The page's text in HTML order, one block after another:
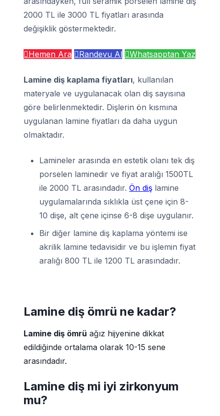
2000 TL ile 3000 TL fiyatları arasında
değişiklik göstermektedir.
Hemen Ara Randevu Al Whatsapptan Yaz
Lamine diş kaplama fiyatları, kullanılan
materyale ve uygulanacak olan diş sayısına
göre belirlenmektedir. Dişlerin ön kısmına
uygulanan lamine fiyatları da daha uygun
olmaktadır.
Lamineler arasında en estetik olanı tek diş
porselen laminedir ve fiyat aralığı 1500TL
ile 2000 TL arasındadır. Ön diş lamine
uygulamalarında sıklıkla üst çene için 8-
10 dişe, alt çene içinse 6-8 dişe uygulanır.
Bir diğer lamine diş kaplama yöntemi ise
akrilik lamine tedavisidir ve bu işlemin fiyat
aralığı 800 TL ile 1200 TL arasındadır.
Lamine diş ömrü ne kadar?
Lamine diş ömrü ağız hijyenine dikkat
edildiğinde ortalama olarak 10-15 sene
arasındadır.
Lamine diş mi iyi zirkonyum
mu?